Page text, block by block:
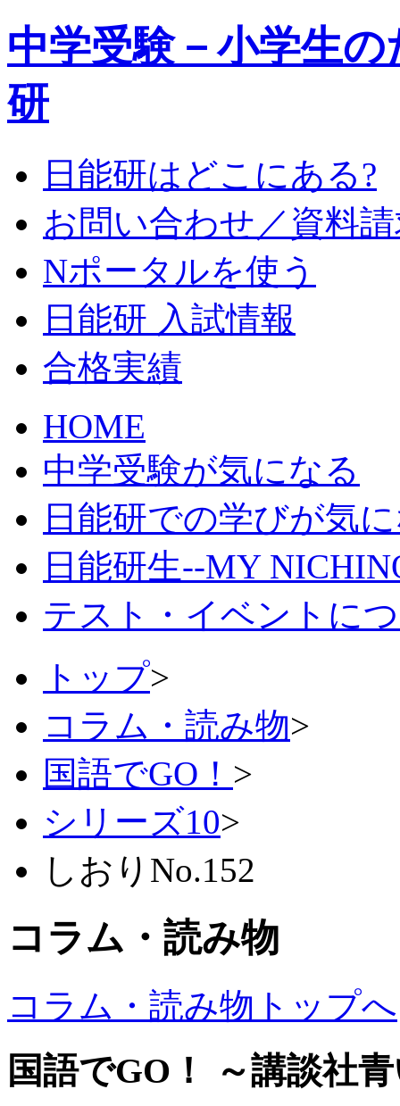
中学受験－小学生
研
日能研はどこにある?
お問い合わせ／資料
Nポータルを使う
日能研 入試情報
合格実績
HOME
中学受験が気になる
日能研での学びが気
日能研生--MY
テスト・イベントに
トップ>
コラム・読み物>
国語でGO！ >
シリーズ10>
しおりNo.152
コラム・読み物
コラム・読み物トップへ
国語でGO！ ～講談社